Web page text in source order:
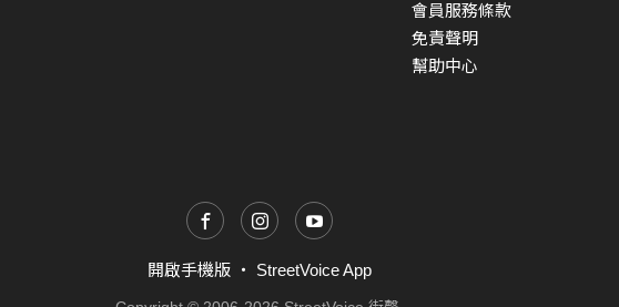
會員服務條款
免責聲明
幫助中心
開啟手機版 ・ StreetVoice App